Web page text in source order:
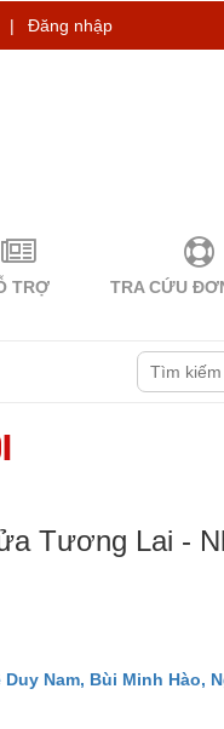
| Đăng nhập
TRỢ TRA CỨU
Tương Lai -
Nam, Bùi Minh Hào,